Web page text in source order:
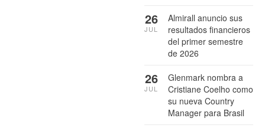
Almirall anuncio sus
resultados financieros
del primer semestre
de 2026
26
JUL
Glenmark nombra a
Cristiane Coelho como
su nueva Country
Manager para Brasil
26
JUL